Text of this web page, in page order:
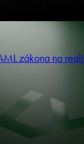
zákona na